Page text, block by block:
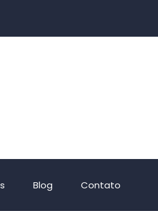
Blog Contato